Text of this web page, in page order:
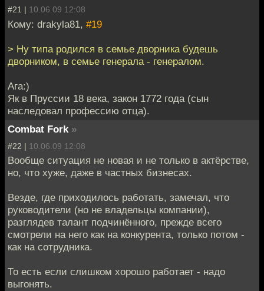
#21 | 10.06.09 12:08
Кому: drakyla81, #19
> Ну типа родился в семье дворника будешь
дворником, в семье генерала - генералом.
Ага:)
Як в Пруссии 18 века, закон 1772 года (сын
наследовал профессию отца).
Combat Fork »
#22 | 10.06.09 12:08
Вообще ситуация не новая и не только в актёрстве,
но, что хуже, даже в частных бизнесах.
Везде, где приходилось работать, замечал, что
руководители (но не владельцы компании),
разглядев талант подчинённого, прежде всего
смотрели на него как на конкурента, только потом -
как на сотрудника.
То есть если слишком хорошо работает - надо
выгонять.